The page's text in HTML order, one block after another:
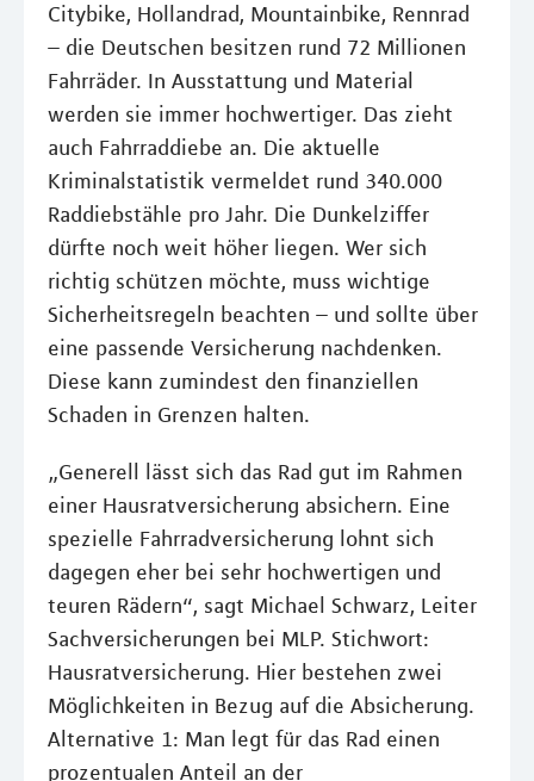
Citybike, Hollandrad, Mountainbike, Rennrad
– die Deutschen besitzen rund 72 Millionen
Fahrräder. In Ausstattung und Material
werden sie immer hochwertiger. Das zieht
auch Fahrraddiebe an. Die aktuelle
Kriminalstatistik vermeldet rund 340.000
Raddiebstähle pro Jahr. Die Dunkelziffer
dürfte noch weit höher liegen. Wer sich
richtig schützen möchte, muss wichtige
Sicherheitsregeln beachten – und sollte über
eine passende Versicherung nachdenken.
Diese kann zumindest den finanziellen
Schaden in Grenzen halten.
„Generell lässt sich das Rad gut im Rahmen
einer Hausratversicherung absichern. Eine
spezielle Fahrradversicherung lohnt sich
dagegen eher bei sehr hochwertigen und
teuren Rädern“, sagt Michael Schwarz, Leiter
Sachversicherungen bei MLP. Stichwort:
Hausratversicherung. Hier bestehen zwei
Möglichkeiten in Bezug auf die Absicherung.
Alternative 1: Man legt für das Rad einen
prozentualen Anteil an der